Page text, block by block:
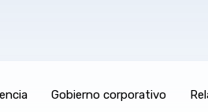
Gobierno corporativo